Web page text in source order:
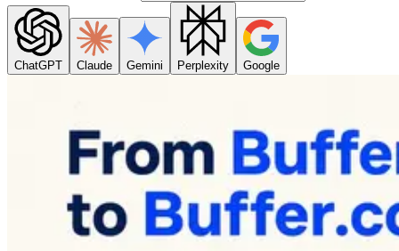
ChatGPT Claude Gemini Perplexity Google